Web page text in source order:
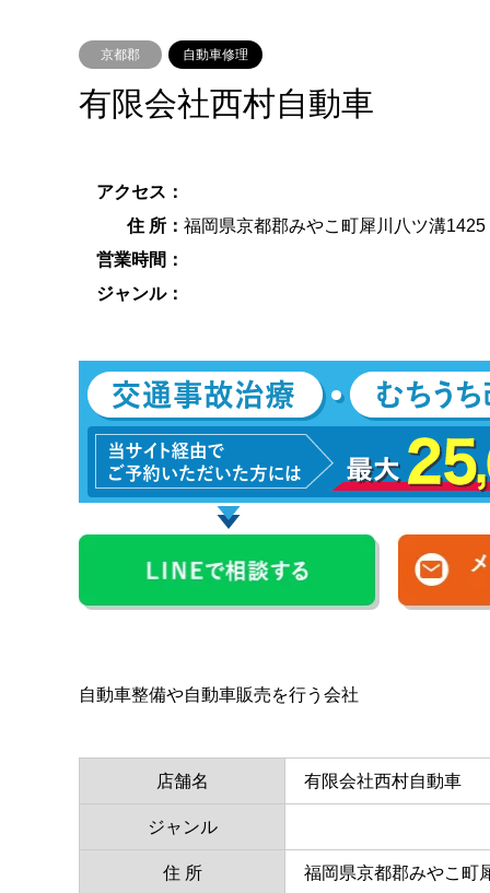
京都郡 自動車修理
有限会社西村自動車
アクセス：
住 所： 福岡県京都郡みやこ町犀川八ツ溝1425
営業時間：
ジャンル：
自動車整備や自動車販売を行う会社
店舗名 有限会社西村自動車
ジャンル
住 所 福岡県京都郡みやこ町